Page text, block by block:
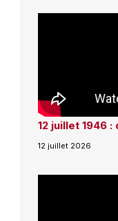
12 juillet 1946
12 juillet 2026